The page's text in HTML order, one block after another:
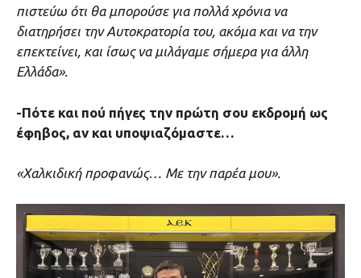
πιστεύω ότι θα μπορούσε για πολλά χρόνια να
διατηρήσει την Αυτοκρατορία του, ακόμα και να την
επεκτείνει, και ίσως να μιλάγαμε σήμερα για άλλη
Ελλάδα».
-Πότε και πού πήγες την πρώτη σου εκδρομή ως
έφηβος, αν και υποψιαζόμαστε…
«Χαλκιδική προφανώς… Με την παρέα μου».